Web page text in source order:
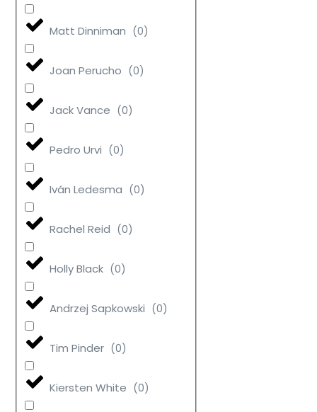
Matt Dinniman (0)
Joan Perucho (0)
Jack Vance (0)
Pedro Urvi (0)
Iván Ledesma (0)
Rachel Reid (0)
Holly Black (0)
Andrzej Sapkowski (0)
Tim Pinder (0)
Kiersten White (0)